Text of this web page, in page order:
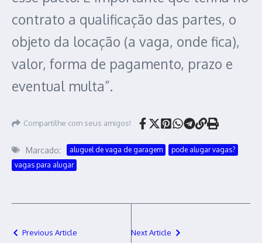
contrato a qualificação das partes, o
objeto da locação (a vaga, onde fica),
valor, forma de pagamento, prazo e
eventual multa”.
Compartilhe com seus amigos!
Marcado: aluguel de vaga de garagem
pode alugar vagas?
vagas para alugar
Previous Article Next Article